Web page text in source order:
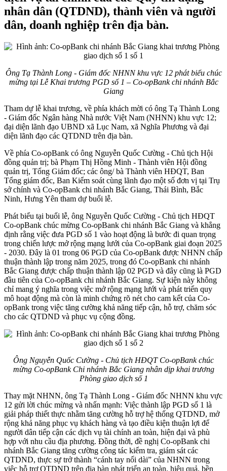
nhân dân (QTDND), thành viên và người
dân, doanh nghiệp trên địa bàn.
Ông Tạ Thành Long - Giám đốc NHNN khu vực 12 phát biểu chúc
mừng tại Lễ Khai trương PGD số 1 – Co-opBank chi nhánh Bắc
Giang
Tham dự lễ khai trương, về phía khách mời có ông Tạ Thành Long
- Giám đốc Ngân hàng Nhà nước Việt Nam (NHNN) khu vực 12;
đại diện lãnh đạo UBND xã Lục Nam, xã Nghĩa Phương và đại
diện lãnh đạo các QTDND trên địa bàn.
Về phía Co-opBank có ông Nguyễn Quốc Cường - Chủ tịch Hội
đồng quản trị; bà Phạm Thị Hồng Minh - Thành viên Hội đồng
quản trị, Tổng Giám đốc; các ông/ bà Thành viên HĐQT, Ban
Tổng giám đốc, Ban Kiểm soát cùng lãnh đạo một số đơn vị tại Trụ
sở chính và Co-opBank chi nhánh Bắc Giang, Thái Bình, Bắc
Ninh, Hưng Yên tham dự buổi lễ.
Phát biểu tại buổi lễ, ông Nguyễn Quốc Cường - Chủ tịch HĐQT
Co-opBank chúc mừng Co-opBank chi nhánh Bắc Giang và khẳng
định rằng việc đưa PGD số 1 vào hoạt động là bước đi quan trọng
trong chiến lược mở rộng mạng lưới của Co-opBank giai đoạn 2025
- 2030. Đây là 01 trong 06 PGD của Co-opBank được NHNN chấp
thuận thành lập trong năm 2025, trong đó Co-opBank chi nhánh
Bắc Giang được chấp thuận thành lập 02 PGD và đây cũng là PGD
đầu tiên của Co-opBank chi nhánh Bắc Giang. Sự kiện này không
chỉ mang ý nghĩa trong việc mở rộng mạng lưới và phát triển quy
mô hoạt động mà còn là minh chứng rõ nét cho cam kết của Co-
opBank trong việc tăng cường khả năng tiếp cận, hỗ trợ, chăm sóc
cho các QTDND và phục vụ cộng đồng.
Ông Nguyễn Quốc Cường - Chủ tịch HĐQT Co-opBank chúc
mừng Co-opBank Chi nhánh Bắc Giang nhân dịp khai trương
Phòng giao dịch số 1
Thay mặt NHNN, ông Tạ Thành Long - Giám đốc NHNN khu vực
12 gửi lời chúc mừng và nhấn mạnh: Việc thành lập PGD số 1 là
giải pháp thiết thực nhằm tăng cường hỗ trợ hệ thống QTDND, mở
rộng khả năng phục vụ khách hàng và tạo điều kiện thuận lợi để
người dân tiếp cận các dịch vụ tài chính an toàn, hiện đại và phù
hợp với nhu cầu địa phương. Đồng thời, đề nghị Co-opBank chi
nhánh Bắc Giang tăng cường công tác kiểm tra, giám sát các
QTDND, thực sự trở thành “cánh tay nối dài” của NHNN trong
việc hỗ trợ QTDND trên địa bàn phát triển an toàn, hiệu quả, bền